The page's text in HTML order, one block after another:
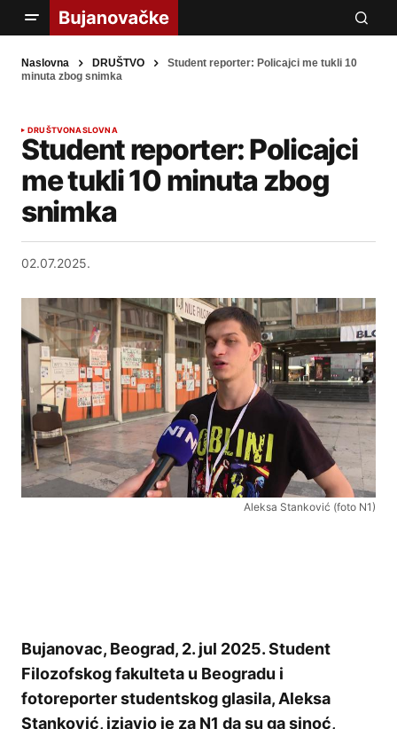
Naslovna DRUŠTVO
Student reporter: Policajci me tukli 10
minuta zbog snimka
DRUŠTVONASLOVNA
Student reporter: Policajci
me tukli 10 minuta zbog
snimka
02.07.2025.
Aleksa Stanković (foto N1)
Bujanovac, Beograd, 2. jul 2025. Student
Filozofskog fakulteta u Beogradu i
fotoreporter studentskog glasila, Aleksa
Stanković, izjavio je za N1 da su ga sinoć,